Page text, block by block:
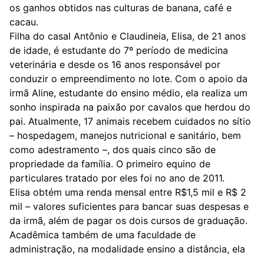
os ganhos obtidos nas culturas de banana, café e
cacau.
Filha do casal Antônio e Claudineia, Elisa, de 21 anos
de idade, é estudante do 7º período de medicina
veterinária e desde os 16 anos responsável por
conduzir o empreendimento no lote. Com o apoio da
irmã Aline, estudante do ensino médio, ela realiza um
sonho inspirada na paixão por cavalos que herdou do
pai. Atualmente, 17 animais recebem cuidados no sítio
– hospedagem, manejos nutricional e sanitário, bem
como adestramento –, dos quais cinco são de
propriedade da família. O primeiro equino de
particulares tratado por eles foi no ano de 2011.
Elisa obtém uma renda mensal entre R$1,5 mil e R$ 2
mil – valores suficientes para bancar suas despesas e
da irmã, além de pagar os dois cursos de graduação.
Acadêmica também de uma faculdade de
administração, na modalidade ensino a distância, ela